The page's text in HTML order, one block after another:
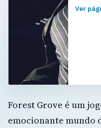
Ver
Forest Grove é um
emocionante mundo